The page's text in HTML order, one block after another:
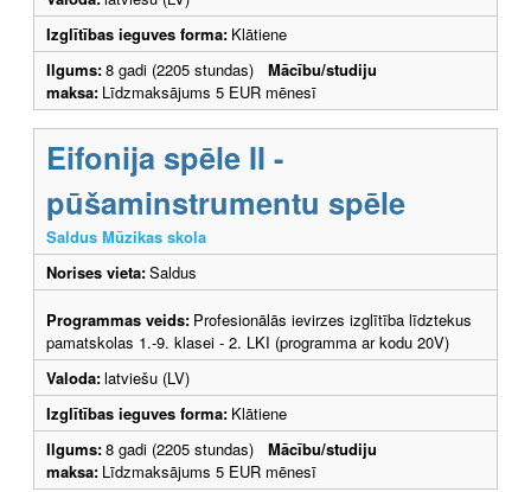
Izglītības ieguves forma: Klātiene
Ilgums:8 gadi (2205 stundas) Mācību/studiju
maksa: Līdzmaksājums 5 EUR mēnesī
Eifonija spēle II -
pūšaminstrumentu spēle
Saldus Mūzikas skola
Norises vieta:Saldus
Programmas veids: Profesionālās ievirzes izglītība līdztekus
pamatskolas 1.-9. klasei - 2. LKI (programma ar kodu 20V)
Valoda:latviešu (LV)
Izglītības ieguves forma: Klātiene
Ilgums:8 gadi (2205 stundas) Mācību/studiju
maksa: Līdzmaksājums 5 EUR mēnesī